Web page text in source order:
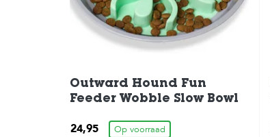
Outward Hound Fun
Feeder Wobble Slow Bowl
24,95
Op voorraad